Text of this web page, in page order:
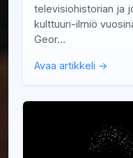
televisiohistorian ja
kulttuuri-ilmiö
Geor…
Avaa artikkeli →